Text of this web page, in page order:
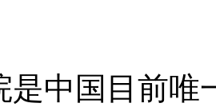
中国目前唯